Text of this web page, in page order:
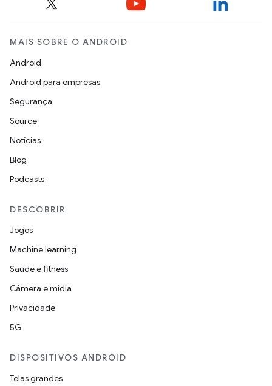
MAIS SOBRE O ANDROID
Android
Android para empresas
Segurança
Source
Notícias
Blog
Podcasts
DESCOBRIR
Jogos
Machine learning
Saúde e fitness
Câmera e mídia
Privacidade
5G
DISPOSITIVOS ANDROID
Telas grandes